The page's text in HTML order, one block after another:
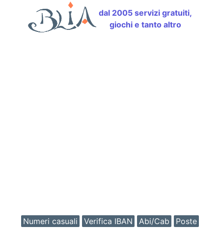
dal 2005 servizi gratuiti,
giochi e tanto altro
Numeri casuali Verifica IBAN Abi/Cab
Poste